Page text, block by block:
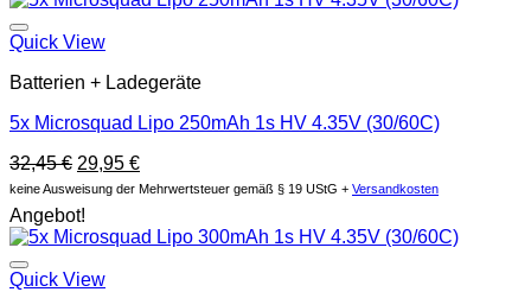
Quick View
Batterien + Ladegeräte
5x Microsquad Lipo 250mAh 1s HV 4.35V (30/60C)
32,45€ Original
price
was:
32,45 €.
29,95 €Current
price
29,95 €.
keine Ausweisung der Mehrwertsteuer gemäß § 19 UStG + Versandkosten
Angebot!
Quick View